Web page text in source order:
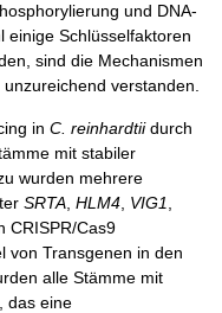
und DNA-
einige Schlüsselfaktoren
sind die Mechanismen
verstanden.
in C. reinhardtiidurch
mit stabiler
wurden mehrere
SRTA HLM4 VIG1
CRISPR/Cas9
von Transgenen in den
alle Stämme mit
das eine